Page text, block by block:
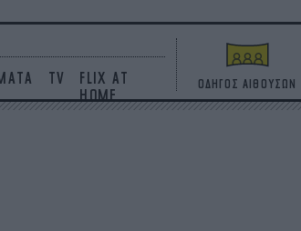
TV
FLIX AT
HOME
ΟΔΗΓΟΣ ΑΙΘΟΥΣΩΝ